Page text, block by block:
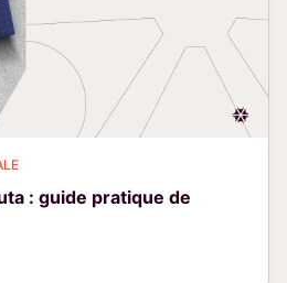
: guide pratique de